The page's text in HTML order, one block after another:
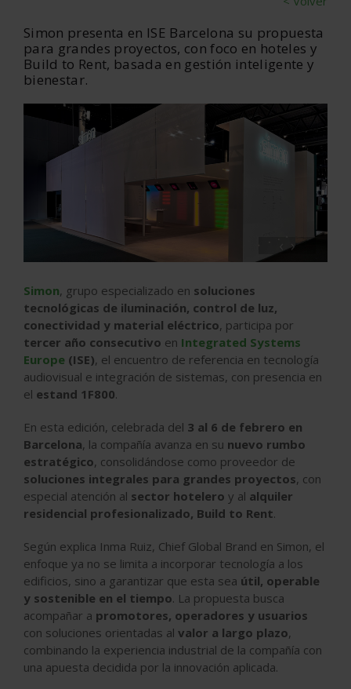
Simon presenta en ISE Barcelona su propuesta
para grandes proyectos, con foco en hoteles y
Build to Rent, basada en gestión inteligente y
bienestar.
›
Simon, grupo especializado en soluciones
tecnológicas de iluminación, control de luz,
conectividad y material eléctrico, participa por
tercer año consecutivo en Integrated Systems
Europe (ISE), el encuentro de referencia en tecnología
audiovisual e integración de sistemas, con presencia en
el estand 1F800.
En esta edición, celebrada del 3 al 6 de febrero en
Barcelona, la compañía avanza en su nuevo rumbo
estratégico, consolidándose como proveedor de
soluciones integrales para grandes proyectos, con
especial atención al sector hotelero y al alquiler
residencial profesionalizado, Build to Rent.
Según explica Inma Ruiz, Chief Global Brand en Simon, el
enfoque ya no se limita a incorporar tecnología a los
edificios, sino a garantizar que esta sea útil, operable
y sostenible en el tiempo. La propuesta busca
acompañar a promotores, operadores y usuarios
con soluciones orientadas al valor a largo plazo,
combinando la experiencia industrial de la compañía con
una apuesta decidida por la innovación aplicada.